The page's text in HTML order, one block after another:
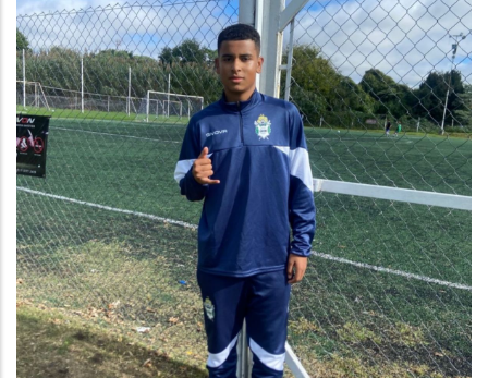
Estudiante Emannuel Lopez en el Club de Gimnasia y
Esgrima de La Plata - Argentina